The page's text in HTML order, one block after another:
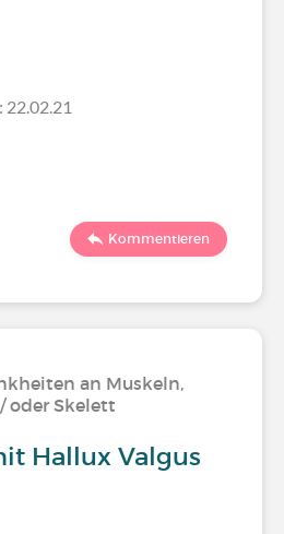
Kommentieren
an Muskeln,
oder Skelett
Hallux Valgus